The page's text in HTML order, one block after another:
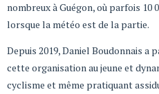
nombreux à Guégon, où parfois
lorsque la météo est de la partie.
Depuis 2019, Daniel Boudonnais a
cette organisation au jeune et
cyclisme et même pratiquant